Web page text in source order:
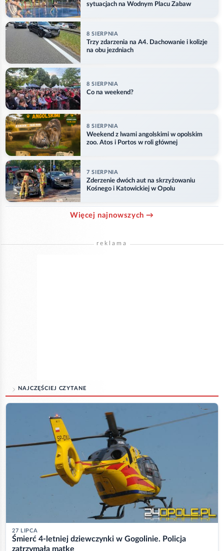
sytuacjach na Wodnym Placu Zabaw
8 SIERPNIA
Trzy zdarzenia na A4. Dachowanie i kolizje
na obu jezdniach
8 SIERPNIA
Co na weekend?
8 SIERPNIA
Weekend z lwami angolskimi w opolskim
zoo. Atos i Portos w roli głównej
7 SIERPNIA
Zderzenie dwóch aut na skrzyżowaniu
Kośnego i Katowickiej w Opolu
Więcej najnowszych →
reklama
NAJCZĘŚCIEJ CZYTANE
27 LIPCA
Śmierć 4-letniej dziewczynki w Gogolinie. Policja
zatrzymała matkę